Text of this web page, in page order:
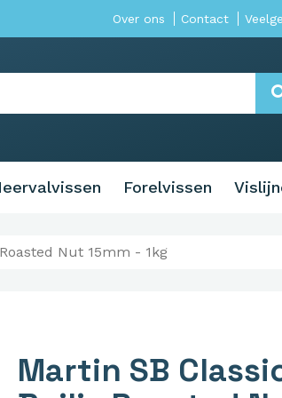
Over ons Contact
Forelvissen
Nut 15mm - 1kg
Martin SB